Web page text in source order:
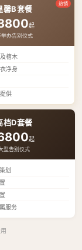
热销
馨B套餐
起
举办告别仪式
棺木
净身
供
档D套餐
起
型告别仪式
划
服务